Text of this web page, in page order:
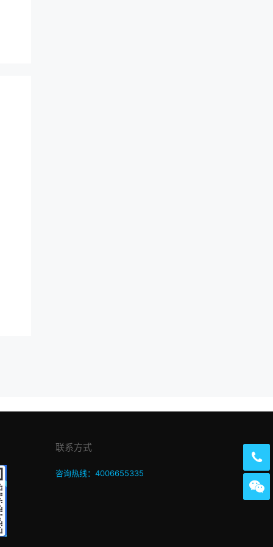
联系方式
咨询热线：4006655335